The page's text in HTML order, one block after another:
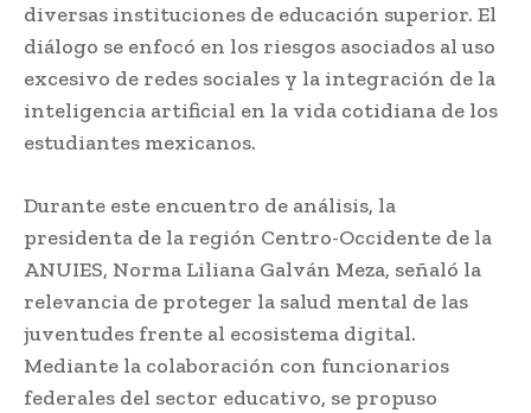
diversas instituciones de educación superior. El
diálogo se enfocó en los riesgos asociados al uso
excesivo de redes sociales y la integración de la
inteligencia artificial en la vida cotidiana de los
estudiantes mexicanos.
Durante este encuentro de análisis, la
presidenta de la región Centro-Occidente de la
ANUIES, Norma Liliana Galván Meza, señaló la
relevancia de proteger la salud mental de las
juventudes frente al ecosistema digital.
Mediante la colaboración con funcionarios
federales del sector educativo, se propuso